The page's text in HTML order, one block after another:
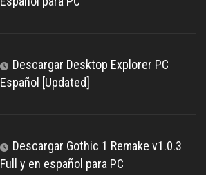
Descargar Desktop Explorer PC
Español [Updated]
Descargar Gothic 1 Remake v1.0.3
Full y en español para PC